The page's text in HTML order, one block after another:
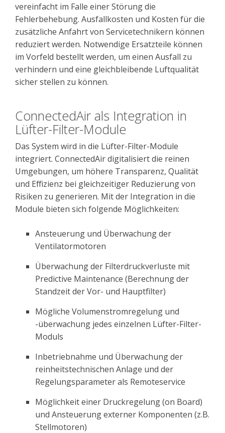
vereinfacht im Falle einer Störung die
Fehlerbehebung. Ausfallkosten und Kosten für die
zusätzliche Anfahrt von Servicetechnikern können
reduziert werden. Notwendige Ersatzteile können
im Vorfeld bestellt werden, um einen Ausfall zu
verhindern und eine gleichbleibende Luftqualität
sicher stellen zu können.
ConnectedAir als Integration in
Lüfter-Filter-Module
Das System wird in die Lüfter-Filter-Module
integriert. ConnectedAir digitalisiert die reinen
Umgebungen, um höhere Transparenz, Qualität
und Effizienz bei gleichzeitiger Reduzierung von
Risiken zu generieren. Mit der Integration in die
Module bieten sich folgende Möglichkeiten:
Ansteuerung und Überwachung der
Ventilatormotoren
Überwachung der Filterdruckverluste mit
Predictive Maintenance (Berechnung der
Standzeit der Vor- und Hauptfilter)
Mögliche Volumenstromregelung und
-überwachung jedes einzelnen Lüfter-Filter-
Moduls
Inbetriebnahme und Überwachung der
reinheitstechnischen Anlage und der
Regelungsparameter als Remoteservice
Möglichkeit einer Druckregelung (on Board)
und Ansteuerung externer Komponenten (z.B.
Stellmotoren)